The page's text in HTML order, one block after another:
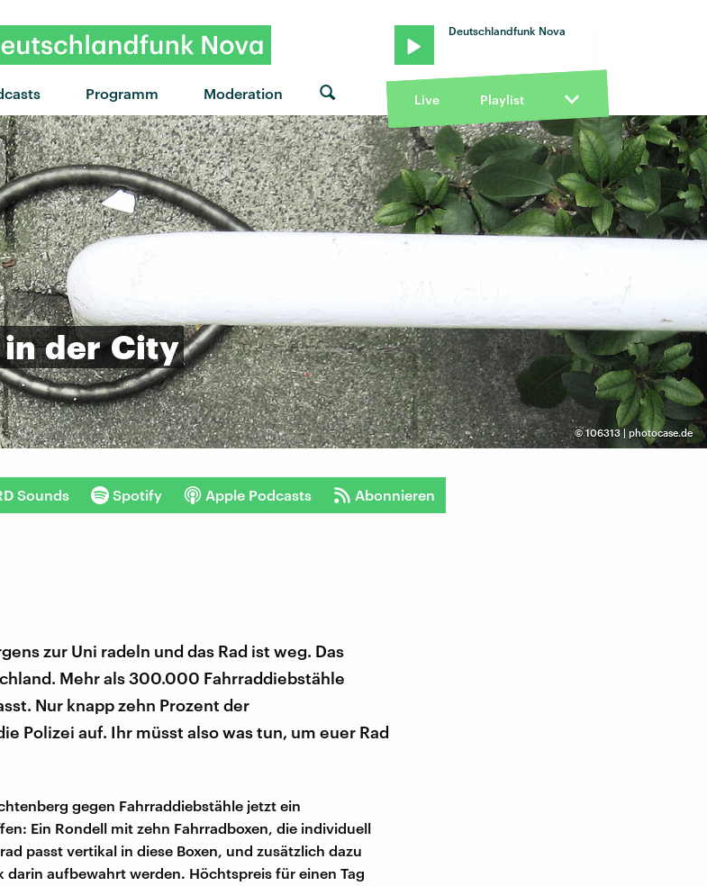
Programm Moderation
Deutschlandfunk Nova
Live Playlist
©106313 | photocase.de
in der City
Sounds Spotify Apple Podcasts Abonnieren
zur Uni radeln und das Rad ist weg. Das
Mehr als 300.000 Fahrraddiebstähle
Nur knapp zehn Prozent der
Polizei auf. Ihr müsst also was tun, um euer Rad
gegen Fahrraddiebstähle jetzt ein
Ein Rondell mit zehn Fahrradboxen, die individuell
passt vertikal in diese Boxen, und zusätzlich dazu
darin aufbewahrt werden. Höchtspreis für einen Tag